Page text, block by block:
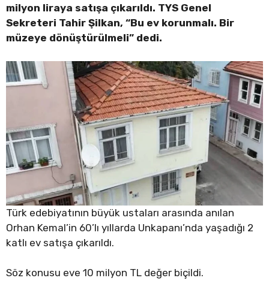
milyon liraya satışa çıkarıldı. TYS Genel
Sekreteri Tahir Şilkan, “Bu ev korunmalı. Bir
müzeye dönüştürülmeli” dedi.
Türk edebiyatının büyük ustaları arasında anılan
Orhan Kemal’in 60’lı yıllarda Unkapanı’nda yaşadığı 2
katlı ev satışa çıkarıldı.
Söz konusu eve 10 milyon TL değer biçildi.